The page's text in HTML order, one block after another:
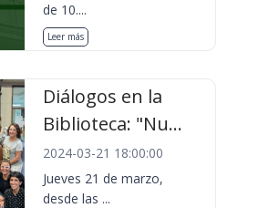
de 10....
Leer más
Diálogos en la
Biblioteca: "Nu...
2024-03-21 18:00:00
Jueves 21 de marzo,
desde las ...